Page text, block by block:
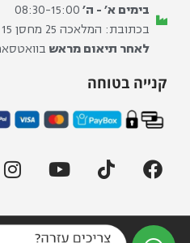
בימים א׳ - ה׳08:30-15:00
בכתובת: המלאכה 25 מחסן 15 ראש העין פארק אפק
לאחר תיאום מראש בוואטסאפ
קנייה בטוחה